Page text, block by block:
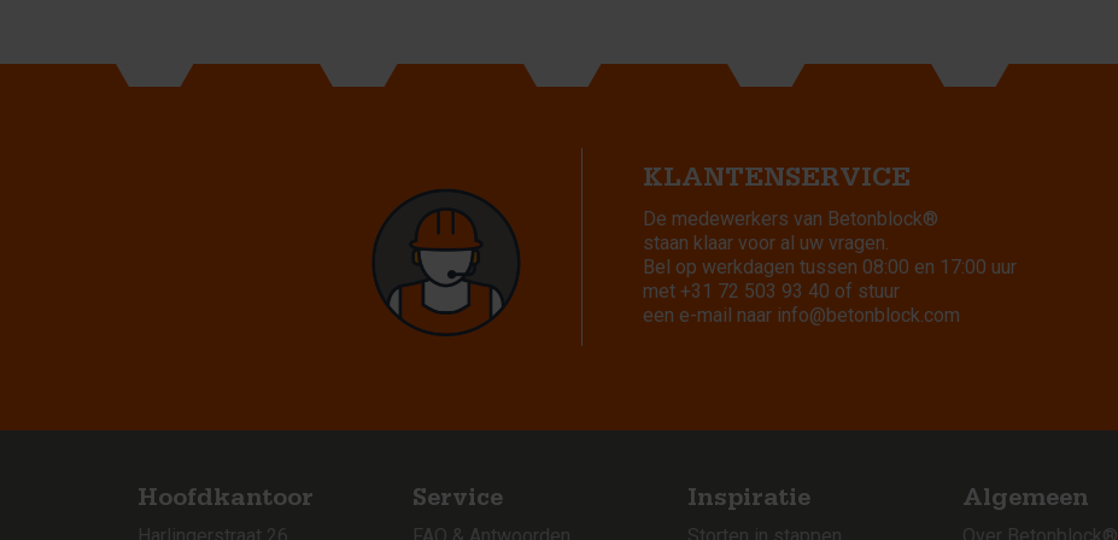
KLANTENSERVICE
De medewerkers van Betonblock®
staan klaar voor al uw vragen.
Bel op werkdagen tussen 08:00 en 17:00 uur
met +31 72 503 93 40 of stuur
een e-mail naar info@betonblock.com
Hoofdkantoor Service Inspiratie Algemeen